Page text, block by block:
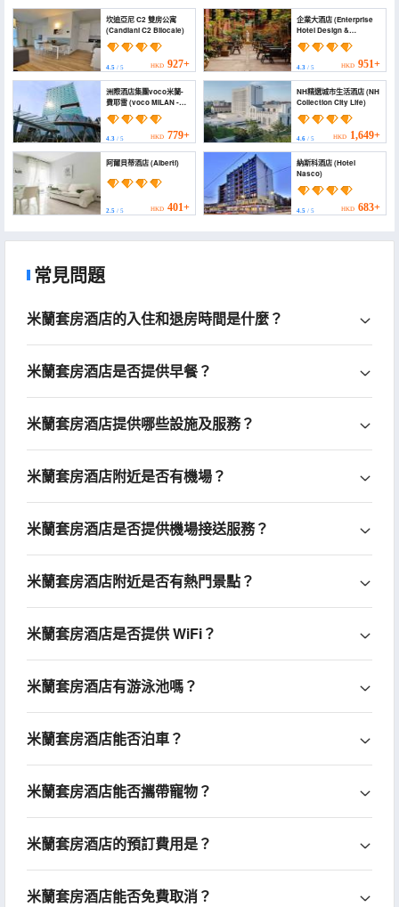
坎迪亞尼 C2 雙房公寓
(Candiani C2 Bilocale)
4.5 / 5 HKD 927+
企業大酒店 (Enterprise
Hotel Design &
Boutique)
4.3/ 5 HKD 951+
洲際酒店集團voco米蘭-
費耶雷 (voco MILAN -
FIERE by IHG)
4.3 / 5 HKD 779+
NH精選城市生活酒店 (NH
Collection City Life)
4.6/ 5 HKD 1,649+
阿爾貝蒂酒店 (Alberti)
2.5 / 5 HKD 401+
納斯科酒店 (Hotel
Nasco)
4.5/ 5 HKD 683+
常見問題
米蘭套房酒店的入住和退房時間是什麼？
米蘭套房酒店是否提供早餐？
米蘭套房酒店提供哪些設施及服務？
米蘭套房酒店附近是否有機場？
米蘭套房酒店是否提供機場接送服務？
米蘭套房酒店附近是否有熱門景點？
米蘭套房酒店是否提供 WiFi？
米蘭套房酒店有游泳池嗎？
米蘭套房酒店能否泊車？
米蘭套房酒店能否攜帶寵物？
米蘭套房酒店的預訂費用是？
米蘭套房酒店能否免費取消？